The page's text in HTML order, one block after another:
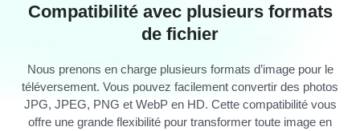
Compatibilité avec plusieurs formats
de fichier
Nous prenons en charge plusieurs formats d’image pour le
téléversement. Vous pouvez facilement convertir des photos
JPG, JPEG, PNG et WebP en HD. Cette compatibilité vous
offre une grande flexibilité pour transformer toute image en